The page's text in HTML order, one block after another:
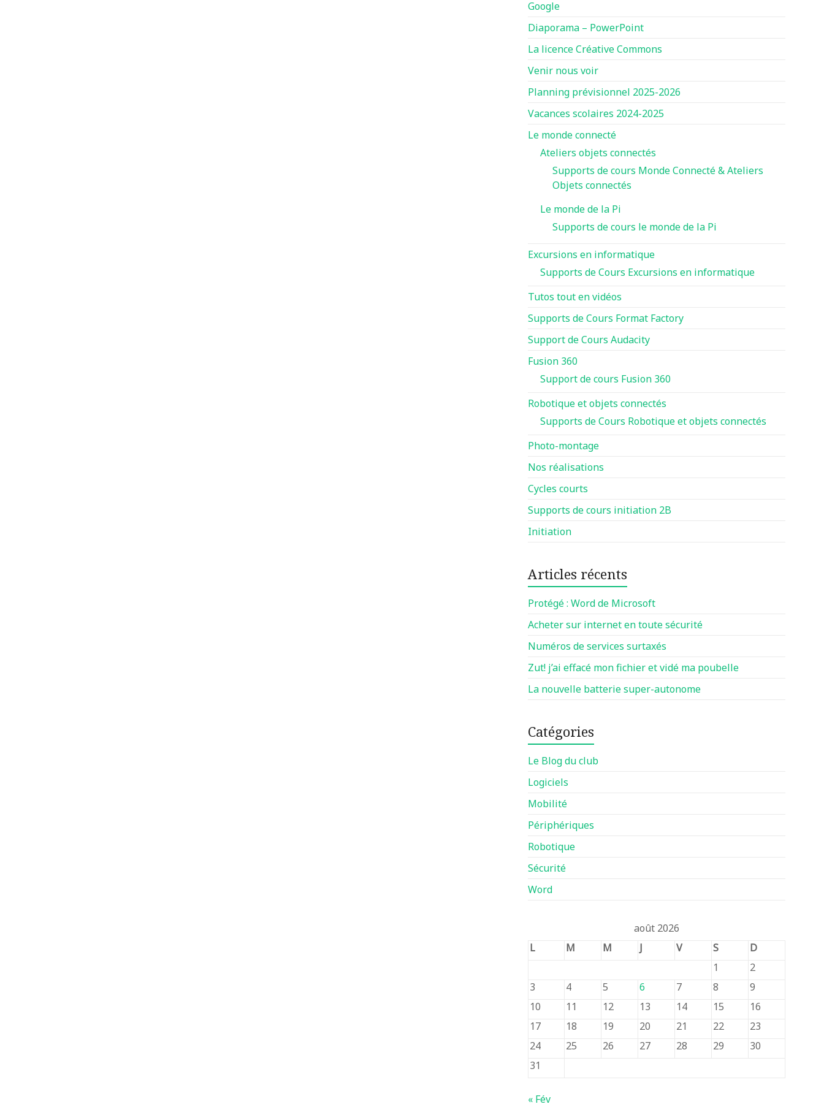
Google
Diaporama – PowerPoint
La licence Créative Commons
Venir nous voir
Planning prévisionnel 2025-2026
Vacances scolaires 2024-2025
Le monde connecté
Ateliers objets connectés
Supports de cours Monde Connecté & Ateliers
Objets connectés
Le monde de la Pi
Supports de cours le monde de la Pi
Excursions en informatique
Supports de Cours Excursions en informatique
Tutos tout en vidéos
Supports de Cours Format Factory
Support de Cours Audacity
Fusion 360
Support de cours Fusion 360
Robotique et objets connectés
Supports de Cours Robotique et objets connectés
Photo-montage
Nos réalisations
Cycles courts
Supports de cours initiation 2B
Initiation
Articles récents
Protégé : Word de Microsoft
Acheter sur internet en toute sécurité
Numéros de services surtaxés
Zut! j’ai effacé mon fichier et vidé ma poubelle
La nouvelle batterie super-autonome
Catégories
Le Blog du club
Logiciels
Mobilité
Périphériques
Robotique
Sécurité
Word
août 2026
L
M M J V S
D
1
2
3
4 5 6 7 8
9
10
11 12 13 14 15
16
17
18 19 20 21 22
23
24
25 26 27 28 29
30
31
« Fév